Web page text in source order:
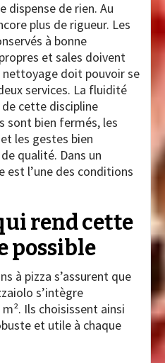
dispense de rien. Au
plus de rigueur. Les
à bonne
et sales doivent
nettoyage doit pouvoir se
services. La fluidité
cette discipline
sont bien fermés, les
les gestes bien
qualité. Dans un
est l’une des conditions
rend cette
possible
à pizza s’assurent que
s’intègre
Ils choisissent ainsi
et utile à chaque